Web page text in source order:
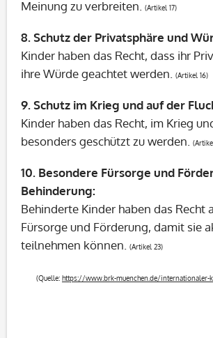
Meinung zu verbreiten. (Artikel 17)
8.Schutz der Privatsphäre und
Kinder haben das Recht, dass ihr
ihre Würde geachtet werden.
(Artikel 16)
9.Schutz im Krieg und auf der
Kinder haben das Recht, im Krieg
besonders geschützt zu werden.
10. Besondere Fürsorge und
Behinderung:
Behinderte Kinder haben das Recht
Fürsorge und Förderung, damit sie
teilnehmen können.
(Artikel 23)
(Quelle: https://www.brk-muenchen.de/internationaler-